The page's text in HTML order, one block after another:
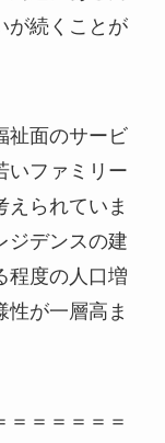
が続くことが
祉面のサービ
いファミリー
えられていま
ジデンスの建
程度の人口増
性が一層高ま
＝＝＝＝＝＝